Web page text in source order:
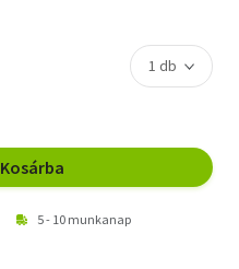
Kosárba
5 - 10 munkanap